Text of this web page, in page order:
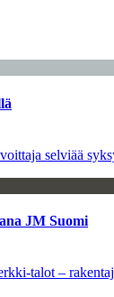
selviää
JM Suomi
talot –